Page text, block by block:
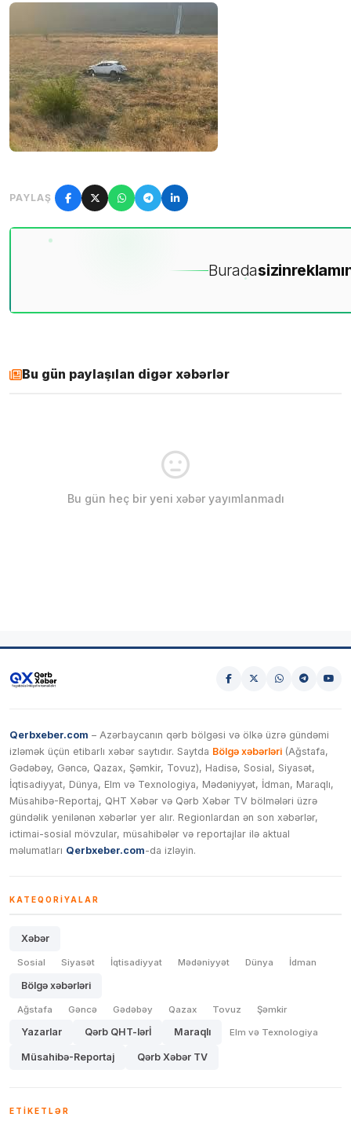
PAYLAŞ
Buradasizin
Bu gün paylaşılan digər xəbərlər
Bu gün heç bir yeni xəbər yayımlanmadı
Qerbxeber.com – Azərbaycanın qərb bölgəsi və ölkə üzrə gündəmi
izləmək üçün etibarlı xəbər saytıdır. Saytda Bölgə xəbərləri (Ağstafa,
Gədəbəy, Gəncə, Qazax, Şəmkir, Tovuz), Hadisə, Sosial, Siyasət,
İqtisadiyyat, Dünya, Elm və Texnologiya, Mədəniyyət, İdman, Maraqlı,
Müsahibə-Reportaj, QHT Xəbər və Qərb Xəbər TV bölmələri üzrə
gündəlik yenilənən xəbərlər yer alır. Regionlardan ən son xəbərlər,
ictimai-sosial mövzular, müsahibələr və reportajlar ilə aktual
məlumatları Qerbxeber.com-da izləyin.
KATEQORIYALAR
Xəbər
Sosial Siyasət İqtisadiyyat Mədəniyyət Dünya İdman
Bölgə xəbərləri
Ağstafa Gəncə Gədəbəy Qazax Tovuz Şəmkir
Yazarlar Qərb QHT-lərİ Maraqlı Elm və Texnologiya
Müsahibə-Reportaj Qərb Xəbər TV
ETIKETLƏR